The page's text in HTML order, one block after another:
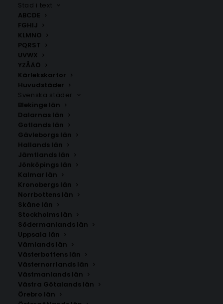
Stad i text
ABCDE
FGHIJ
KLMNO
PQRST
UVWX
YZÅÄÖ
Kärlekskartor
Huvudstäder
Svenska städer
Blekinge län
Dalarnas län
Gotlands län
Gävleborgs län
Hallands län
Jämtlands län
Jönköpings län
Kalmar län
Kronobergs län
Norrbottens län
Skåne län
Stockholms län
Södermanlands län
Uppsala län
Vämlands län
Västerbottens län
Västernorrlands län
Västmanlands län
Västra Götalands län
Örebro län